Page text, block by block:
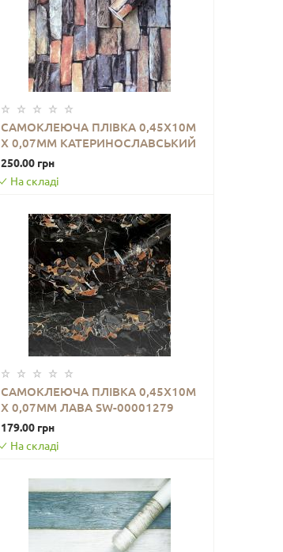
САМОКЛЕЮЧА ПЛІВКА 0,45Х10М
Х 0,07ММ КАТЕРИНОСЛАВСЬКИЙ
КАМІНЬ SW-00001254
250.00 грн
На складі
ДО КОШИКА
САМОКЛЕЮЧА ПЛІВКА 0,45Х10М
Х 0,07ММ ЛАВА SW-00001279
179.00 грн
На складі
ДО КОШИКА